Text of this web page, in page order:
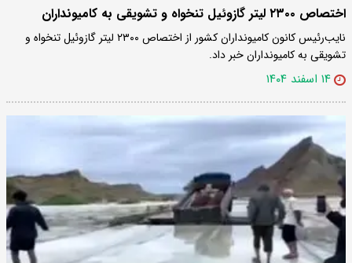
اختصاص ۲۳۰۰ لیتر گازوئیل تنخواه و تشویقی به کامیونداران
نایب‌رئیس کانون کامیونداران کشور از اختصاص ۲۳۰۰ لیتر گازوئیل تنخواه و
تشویقی به کامیونداران خبر داد.
۱۴ اسفند ۱۴۰۴